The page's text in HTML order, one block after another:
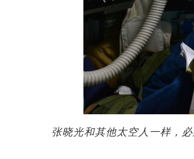
张晓光和其他太空人一样，